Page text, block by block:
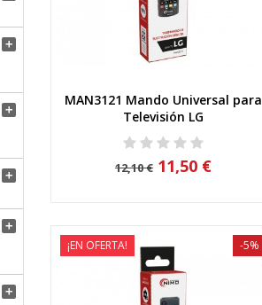





Vista rápida
MAN3121 Mando Universal para
Televisión LG
12,10 € 11,50 €
¡EN OFERTA! -5%